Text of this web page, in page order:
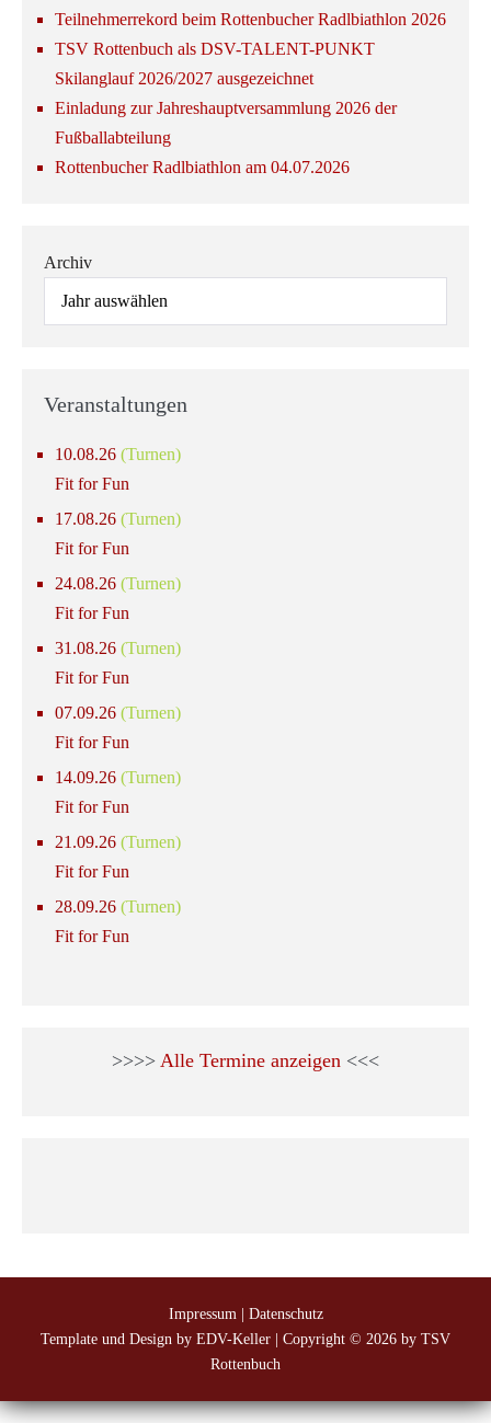
Teilnehmerrekord beim Rottenbucher Radlbiathlon 2026
TSV Rottenbuch als DSV-TALENT-PUNKT
Skilanglauf 2026/2027 ausgezeichnet
Einladung zur Jahreshauptversammlung 2026 der
Fußballabteilung
Rottenbucher Radlbiathlon am 04.07.2026
Archiv
Veranstaltungen
10.08.26 (Turnen)
Fit for Fun
17.08.26 (Turnen)
Fit for Fun
24.08.26 (Turnen)
Fit for Fun
31.08.26 (Turnen)
Fit for Fun
07.09.26 (Turnen)
Fit for Fun
14.09.26 (Turnen)
Fit for Fun
21.09.26 (Turnen)
Fit for Fun
28.09.26 (Turnen)
Fit for Fun
>>>> Alle Termine anzeigen <<<
Impressum
Datenschutz
Template und Design by EDV-Keller | Copyright © 2026 by TSV
Rottenbuch